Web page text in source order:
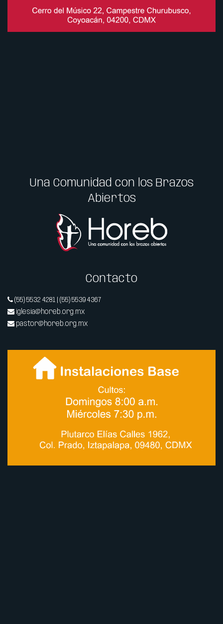
Una Comunidad con los Brazos
Abiertos
Contacto
(55) 5532 4281 | (55) 5539 4367
iglesia@horeb.org.mx
pastor@horeb.org.mx